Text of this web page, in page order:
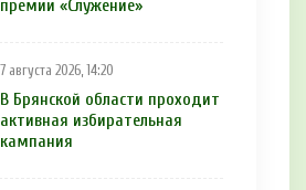
премии «Служение»
7 августа 2026, 14:20
В Брянской области проходит
активная избирательная
кампания